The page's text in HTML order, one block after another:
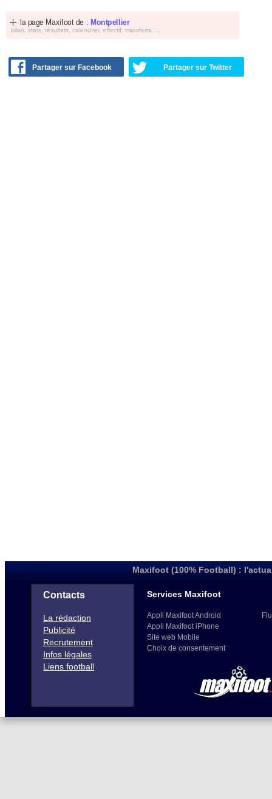
la page Maxifoot de : Montpellier
bilan, stats, résultats, calendrier, effectif, transferts, ...
Partager sur Facebook Partager sur Twitter
Maxifoot (100% Football) :
Contacts
La rédaction
Publicité
Recrutement
Infos légales
Liens football
Services Maxifoot
Appli Maxifoot Android
Appli Maxifoot iPhone
Site web Mobile
Choix de consentement